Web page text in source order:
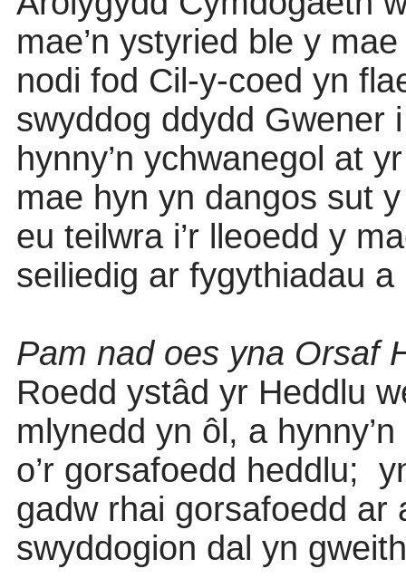
mae’n ystyried ble y
nodi fod Cil-y-coed yn
swyddog ddydd Gwener
hynny’n ychwanegol at
mae hyn yn dangos sut
eu teilwra i’r lleoedd y
seiliedig ar fygythiadau a
Pam nad oes yna Orsaf
Roedd ystâd yr Heddlu
mlynedd yn ôl, a
o’r gorsafoedd heddlu;
gadw rhai gorsafoedd ar
swyddogion dal yn